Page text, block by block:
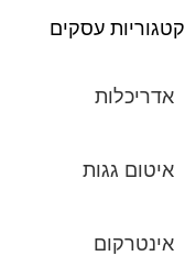
עסקים
אדריכלות
איטום גגות
אינטרקום